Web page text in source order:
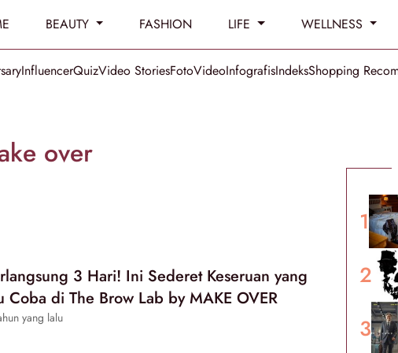
BEAUTY FASHION LIFE WELLNESS
InfluencerQuizVideo StoriesFotoVideoInfografisIndeksShopping
over
3 Hari! Ini Sederet Keseruan yang
Coba di The Brow Lab by MAKE OVER
yang lalu